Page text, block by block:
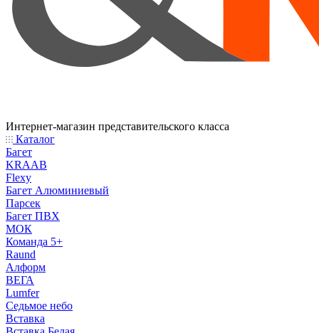
Интернет-магазин представительского класса
Каталог
Багет
KRAAB
Flexy
Багет Алюминиевый
Парсек
Багет ПВХ
МОК
Команда 5+
Raund
Алформ
ВЕГА
Lumfer
Седьмое небо
Вставка